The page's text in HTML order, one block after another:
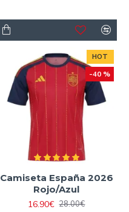
HOT
-40 %
Camiseta España 2026
Rojo/Azul
16.90€ 28.00€